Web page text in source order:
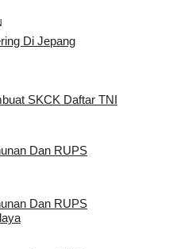
Di Jepang
SKCK Daftar TNI
Dan RUPS
Dan RUPS